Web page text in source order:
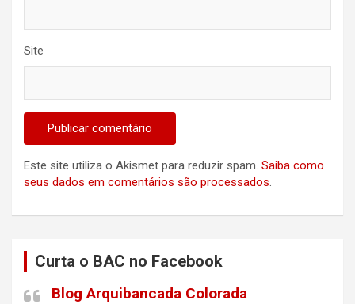
Site
Este site utiliza o Akismet para reduzir spam. Saiba como
seus dados em comentários são processados.
Curta o BAC no Facebook
Blog Arquibancada Colorada